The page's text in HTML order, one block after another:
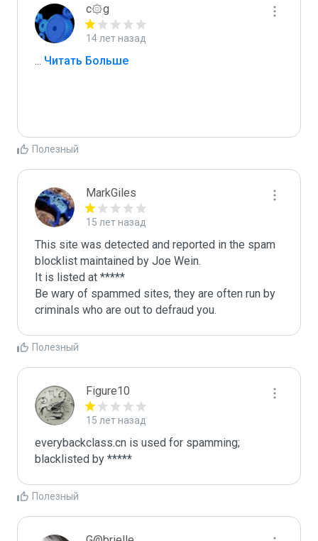
c۞g
14 лет назад
... Читать Больше
Полезный
MarkGiles
15 лет назад
This site was detected and reported in the spam
blocklist maintained by Joe Wein.
It is listed at *****
Be wary of spammed sites, they are often run by
criminals who are out to defraud you.
Полезный
Figure10
15 лет назад
everybackclass.cn is used for spamming;
blacklisted by *****
Полезный